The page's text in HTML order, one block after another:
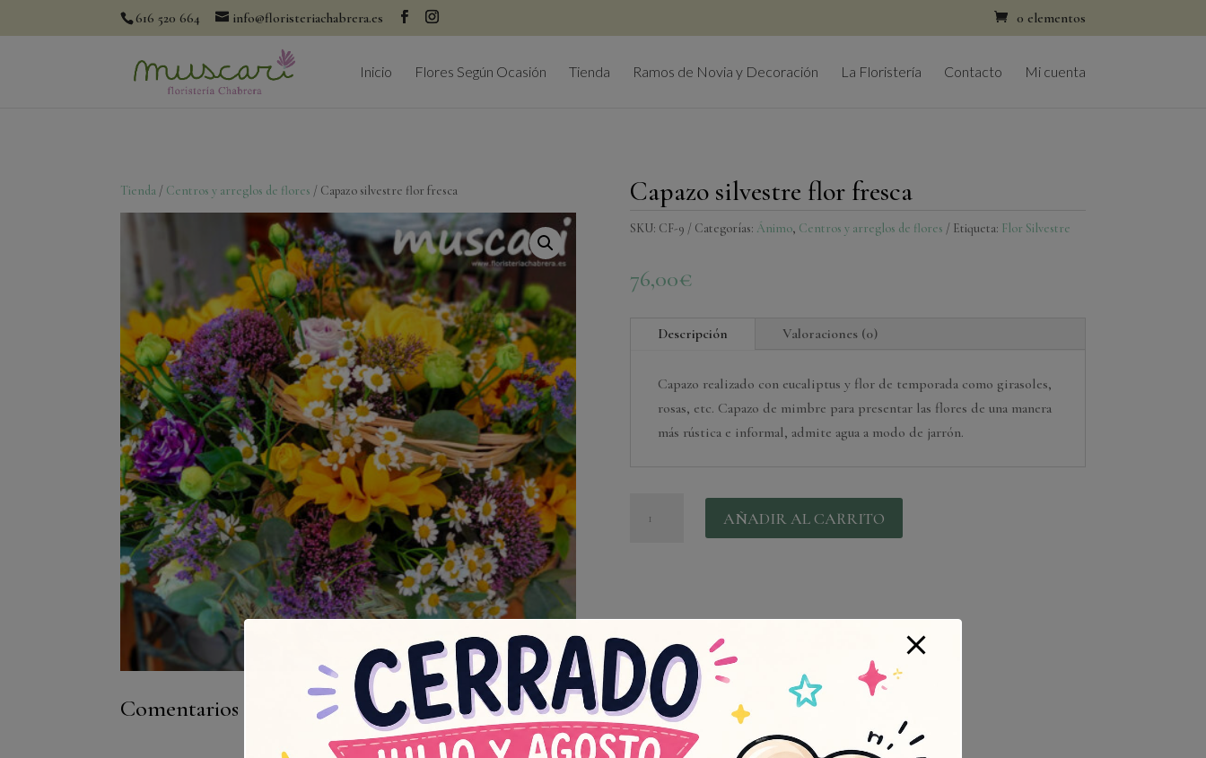
616 520 664 info@floristeriachabrera.es 0 elementos
Inicio Flores Según Ocasión Tienda Ramos de Novia y Decoración La Floristería Contacto Mi cuenta
Tienda / Centros y arreglos de flores / Capazo silvestre flor fresca
Comentarios
Capazo silvestre flor fresca
SKU: CF-9 Categorías: Ánimo, Centros y arreglos de flores Etiqueta: Flor Silvestre
76,00€
Descripción Valoraciones (0)
Capazo realizado con eucaliptus y flor de temporada como girasoles,
rosas, etc. Capazo de mimbre para presentar las flores de una manera
más rústica e informal, admite agua a modo de jarrón.
AÑADIR AL CARRITO